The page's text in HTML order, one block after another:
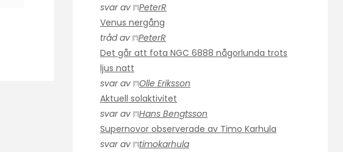
svar av
PeterR
Venus nergång
tråd av
PeterR
Det går att fota NGC 6888 någorlunda trots
ljus natt
svar av
Olle Eriksson
Aktuell solaktivitet
svar av
Hans Bengtsson
Supernovor observerade av Timo Karhula
svar av
timokarhula